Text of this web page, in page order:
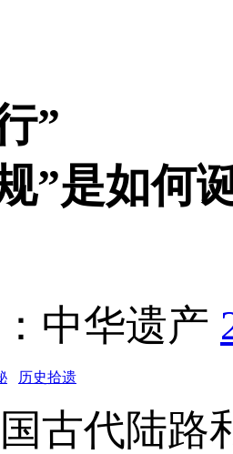
”
”是如何
中华遗产
历史拾遗
古代陆路